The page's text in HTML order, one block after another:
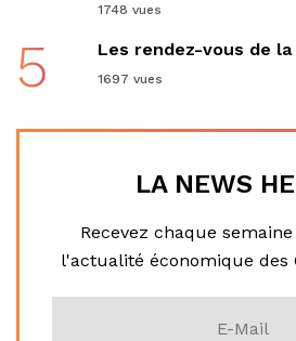
1748 vues
5 Les rendez-vous de
1697 vues
LA NEWS
Recevez chaque
l'actualité économique des